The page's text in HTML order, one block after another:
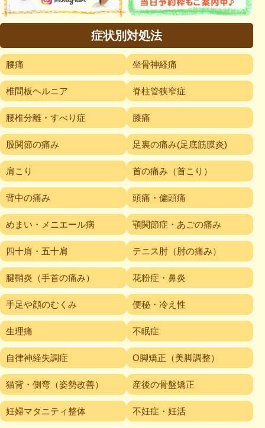
症状別対処法
腰痛 坐骨神経痛
椎間板ヘルニア 脊柱管狭窄症
腰椎分離・すべり症 膝痛
股関節の痛み 足裏の痛み(足底筋膜炎)
肩こり 首の痛み（首こり）
背中の痛み 頭痛・偏頭痛
めまい・メニエール病 顎関節症・あごの痛み
四十肩・五十肩 テニス肘（肘の痛み）
腱鞘炎（手首の痛み） 花粉症・鼻炎
手足や顔のむくみ 便秘・冷え性
生理痛 不眠症
自律神経失調症 O脚矯正（美脚調整）
猫背・側弯（姿勢改善） 産後の骨盤矯正
妊婦マタニティ整体 不妊症・妊活